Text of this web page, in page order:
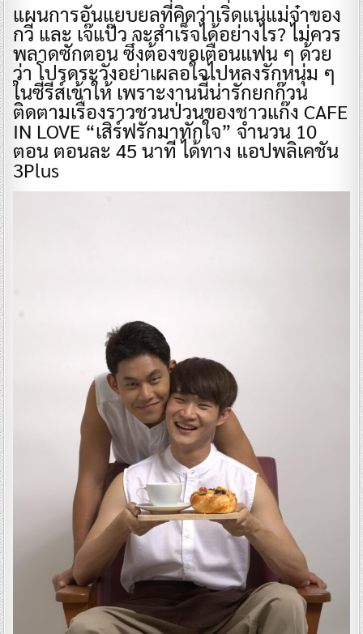
แผนการอันแยบยลที่คิดว่าเริ่ดแน่แม่จ๋าของ
กวี และ เจ๊แป๊ว จะสำเร็จได้อย่างไร? ไม่ควร
พลาดซักตอน ซึ่งต้องขอเตือนแฟน ๆ ด้วย
ว่า โปรดระวังอย่าเผลอใจไปหลงรักหนุ่ม ๆ
ในซีรีส์เข้าให้ เพราะงานนี้น่ารักยกก๊วน
ติดตามเรื่องราวชวนป่วนของชาวแก๊ง CAFE
IN LOVE “เสิร์ฟรักมาทักใจ” จำนวน 10
ตอน ตอนละ 45 นาที ได้ทาง แอปพลิเคชัน
3Plus